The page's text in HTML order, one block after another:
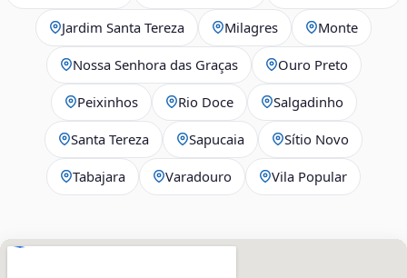
Jardim Santa Tereza Milagres Monte
Nossa Senhora das Graças Ouro Preto
Peixinhos Rio Doce Salgadinho
Santa Tereza Sapucaia Sítio Novo
Tabajara Varadouro Vila Popular